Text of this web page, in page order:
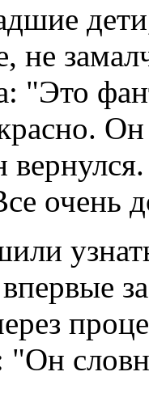
не
"Это
Он
очень
"Он